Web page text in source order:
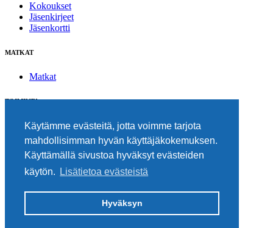
Käytämme evästeitä, jotta voimme tarjota
mahdollisimman hyvän käyttäjäkokemuksen.
Käyttämällä sivustoa hyväksyt evästeiden
käytön.
Lisätietoa evästeistä
Hyväksyn
Kokoukset
Jäsenkirjeet
Jäsenkortti
MATKAT
Matkat
TOIMINTA
Suometar-päivä
Mediapiiri
Ajankohtaista
Olli-palkinnot
Jäsenten julkaisut
SÄÄTIÖT
Tuisku-säätiö